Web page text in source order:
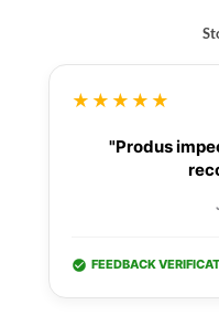
★★★★★
"Produs
FEEDBACK VERIFICAT